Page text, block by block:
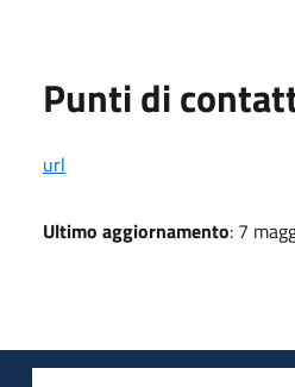
Punti di
url
Ultimo aggiornamento: 7